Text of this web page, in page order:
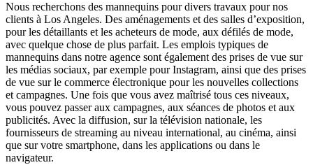
Nous recherchons des mannequins pour divers travaux pour nos
clients à Los Angeles. Des aménagements et des salles d’exposition,
pour les détaillants et les acheteurs de mode, aux défilés de mode,
avec quelque chose de plus parfait. Les emplois typiques de
mannequins dans notre agence sont également des prises de vue sur
les médias sociaux, par exemple pour Instagram, ainsi que des prises
de vue sur le commerce électronique pour les nouvelles collections
et campagnes. Une fois que vous avez maîtrisé tous ces niveaux,
vous pouvez passer aux campagnes, aux séances de photos et aux
publicités. Avec la diffusion, sur la télévision nationale, les
fournisseurs de streaming au niveau international, au cinéma, ainsi
que sur votre smartphone, dans les applications ou dans le
navigateur.